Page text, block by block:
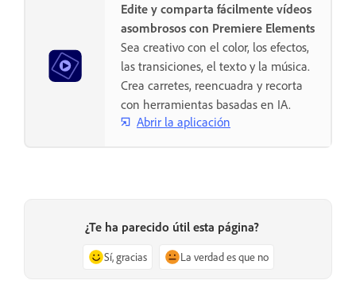
Edite y comparta fácilmente vídeos
asombrosos con Premiere Elements
Sea creativo con el color, los efectos,
las transiciones, el texto y la música.
Crea carretes, reencuadra y recorta
con herramientas basadas en IA.
Abrir la aplicación
¿Te ha parecido útil esta página?
Sí, gracias La verdad es que no